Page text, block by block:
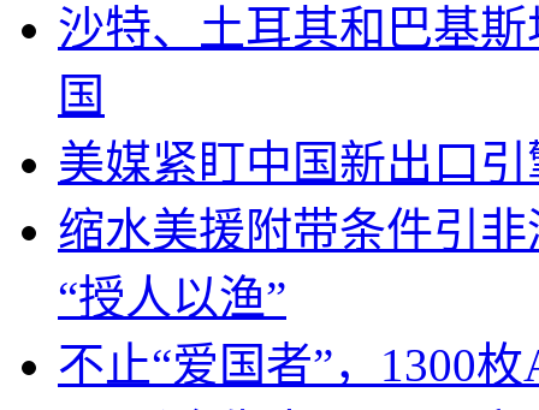
沙特、土耳其和巴基
国
美媒紧盯中国新出口
缩水美援附带条件引
“授人以渔”
不止“爱国者”，1300